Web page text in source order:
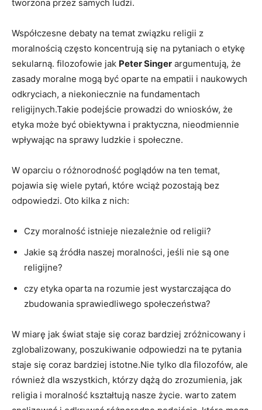
tworzona przez samych ludzi.
Współczesne debaty na⁣ temat związku religii ⁣z
moralnością często koncentrują się na pytaniach o ‍etykę
sekularną. filozofowie jak Peter​ Singer argumentują, ‌że
zasady moralne⁣ mogą być oparte na empatii ​i​ naukowych
⁣odkryciach, a ⁣niekoniecznie na fundamentach
⁤religijnych.Takie podejście prowadzi⁣ do wniosków,⁣ że
‌etyka może być obiektywna i⁢ praktyczna, nieodmiennie
wpływając na sprawy ‍ludzkie i społeczne.
W oparciu o różnorodność poglądów na​ ten temat,‌
pojawia się wiele pytań, które wciąż pozostają⁤ bez
odpowiedzi. Oto ‌kilka ‍z nich:
Czy moralność‍ istnieje niezależnie od religii?
Jakie‌ są źródła naszej moralności, jeśli nie‍ są one
religijne?
czy etyka‌ oparta na rozumie jest‌ wystarczająca do
zbudowania ​sprawiedliwego ⁣społeczeństwa?
W miarę jak⁤ świat ‍staje się coraz bardziej zróżnicowany i
zglobalizowany, poszukiwanie odpowiedzi na te pytania
staje się coraz bardziej istotne.Nie tylko dla filozofów, ale
również dla ⁤wszystkich, którzy dążą do ⁤zrozumienia,⁣ jak
religia i moralność ‍kształtują⁤ nasze życie.⁤ warto⁣ zatem